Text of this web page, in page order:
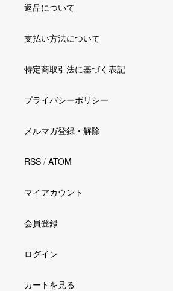
返品について
支払い方法について
特定商取引法に基づく表記
プライバシーポリシー
メルマガ登録・解除
RSS / ATOM
マイアカウント
会員登録
ログイン
カートを見る